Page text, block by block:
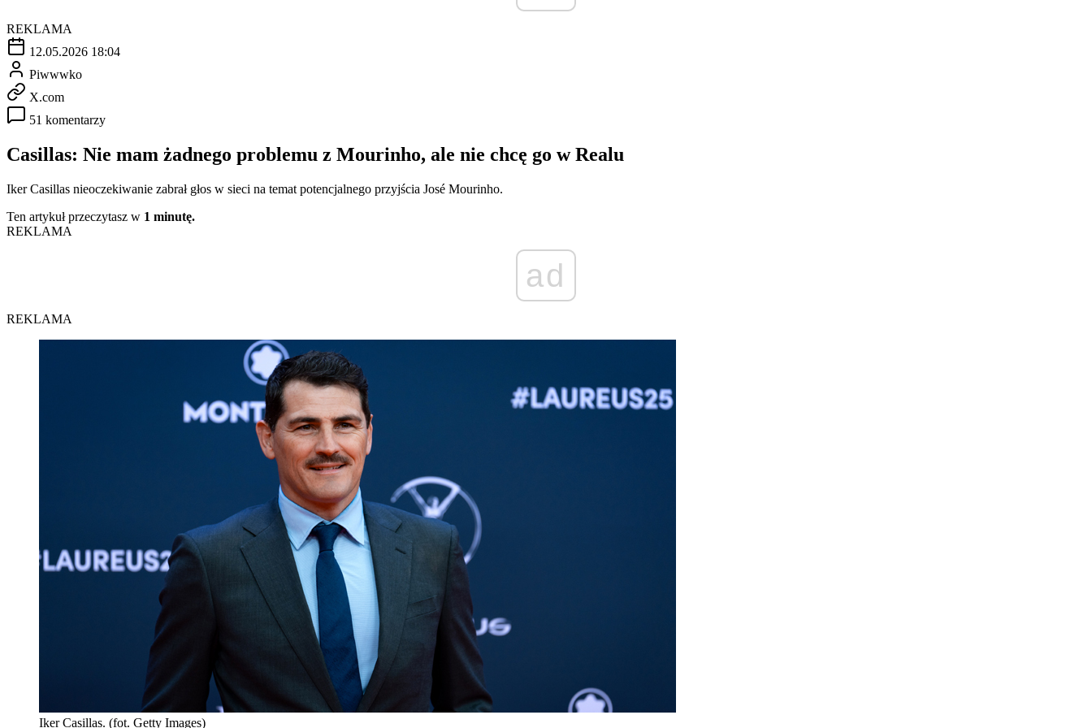
REKLAMA
12.05.2026 18:04
Piwwwko
X.com
51 komentarzy
Casillas: Nie mam żadnego problemu z Mourinho, ale nie chcę go w Realu
Iker Casillas nieoczekiwanie zabrał głos w sieci na temat potencjalnego przyjścia José Mourinho.
Ten artykuł przeczytasz w 1 minutę.
REKLAMA
ad
REKLAMA
Iker Casillas. (fot. Getty Images)